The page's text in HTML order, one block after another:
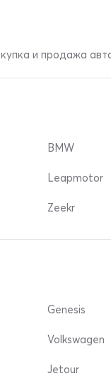
и продажа
BMW
Leapmotor
Zeekr
Genesis
Volkswagen
Jetour